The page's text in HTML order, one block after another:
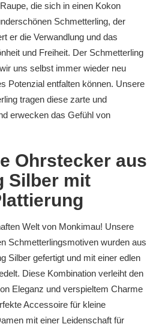
die sich in einen Kokon
Schmetterling, der
er die Verwandlung und das
und Freiheit. Der Schmetterling
uns selbst immer wieder neu
Potenzial entfalten können. Unsere
tragen diese zarte und
erwecken das Gefühl von
Ohrstecker aus
Silber mit
Welt von Monkimau! Unsere
Schmetterlingsmotiven wurden aus
Silber gefertigt und mit einer edlen
Diese Kombination verleiht den
Eleganz und verspieltem Charme
Accessoire für kleine
mit einer Leidenschaft für